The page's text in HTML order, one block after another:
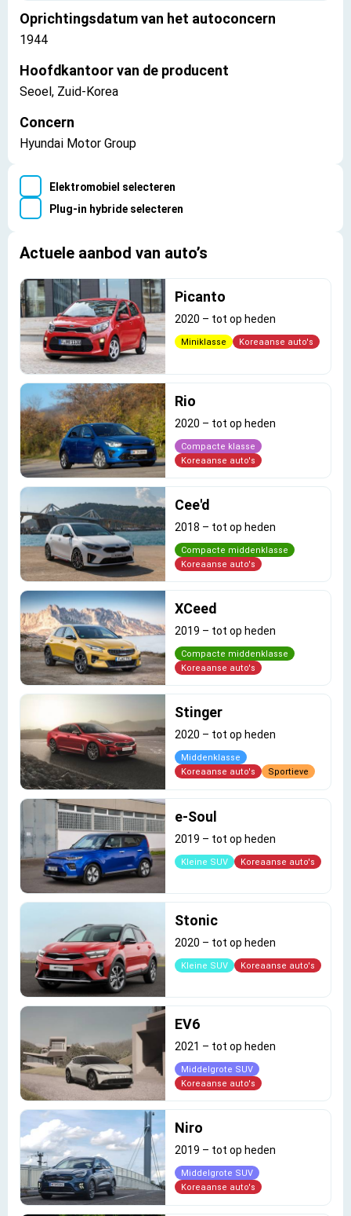
Oprichtingsdatum van het autoconcern
1944
Hoofdkantoor van de producent
Seoel, Zuid-Korea
Concern
Hyundai Motor Group
Elektromobiel selecteren
Plug-in hybride selecteren
Actuele aanbod van auto’s
Picanto
2020 – tot op heden
Miniklasse Koreaanse auto's
Rio
2020 – tot op heden
Compacte klasse
Koreaanse auto's
Cee'd
2018 – tot op heden
Compacte middenklasse
Koreaanse auto's
XCeed
2019 – tot op heden
Compacte middenklasse
Koreaanse auto's
Stinger
2020 – tot op heden
Middenklasse
Koreaanse auto's
Sportieve
e-Soul
2019 – tot op heden
Kleine SUV Koreaanse auto's
Stonic
2020 – tot op heden
Kleine SUV Koreaanse auto's
EV6
2021 – tot op heden
Middelgrote SUV
Koreaanse auto's
Niro
2019 – tot op heden
Middelgrote SUV
Koreaanse auto's